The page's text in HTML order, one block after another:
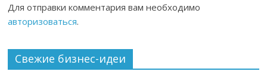
Для отправки комментария вам необходимо
авторизоваться.
Свежие бизнес-идеи